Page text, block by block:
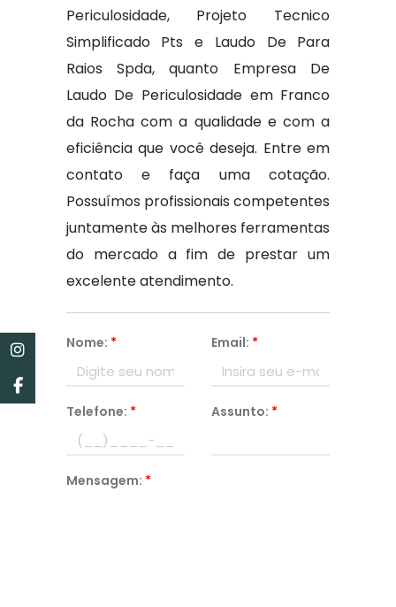
Periculosidade, Projeto Tecnico
Simplificado Pts e Laudo De Para
Raios Spda, quanto Empresa De
Laudo De Periculosidade em Franco
da Rocha com a qualidade e com a
eficiência que você deseja. Entre em
contato e faça uma cotação.
Possuímos profissionais competentes
juntamente às melhores ferramentas
do mercado a fim de prestar um
excelente atendimento.
Nome: * Email: *
Telefone: * Assunto: *
Mensagem: *